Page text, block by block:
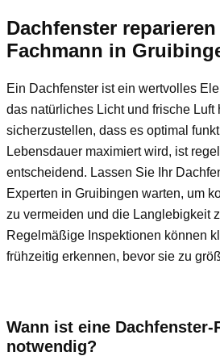
Dachfenster
Fachmann in
Ein Dachfenster ist ein wertvolles
das natürliches Licht und frische Luft
sicherzustellen, dass es optimal
Lebensdauer maximiert wird, ist
entscheidend. Lassen Sie Ihr
Experten in Gruibingen warten, um
zu vermeiden und die Langlebigkeit
Regelmäßige Inspektionen können
frühzeitig erkennen, bevor sie zu
Wann ist eine Dachfenster-
notwendig?